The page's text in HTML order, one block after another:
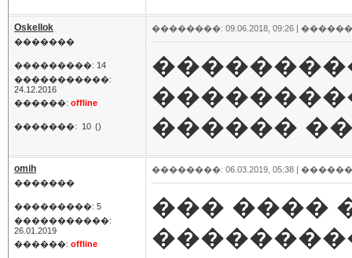
Oskellok
�������
���������: 14
�����������:
24.12.2016
������: offline
�������: 10 ()
��������: 09.06.2018, 09:26 |
������
omih
�������
���������: 5
�����������:
26.01.2019
������: offline
��������: 06.03.2019, 05:38 |
��� ����